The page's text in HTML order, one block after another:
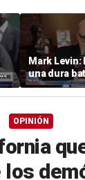
Mark Levin:
una dura
OPINIÓN
los